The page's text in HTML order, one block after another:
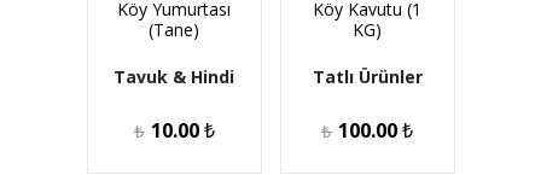
Köy Yumurtası
(Tane)
Tavuk & Hindi
₺ 10.00₺
Köy Kavutu (1
KG)
Tatlı Ürünler
₺ 100.00₺